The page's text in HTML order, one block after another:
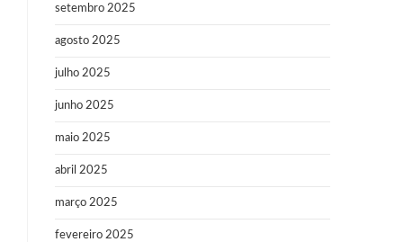
setembro 2025
agosto 2025
julho 2025
junho 2025
maio 2025
abril 2025
março 2025
fevereiro 2025